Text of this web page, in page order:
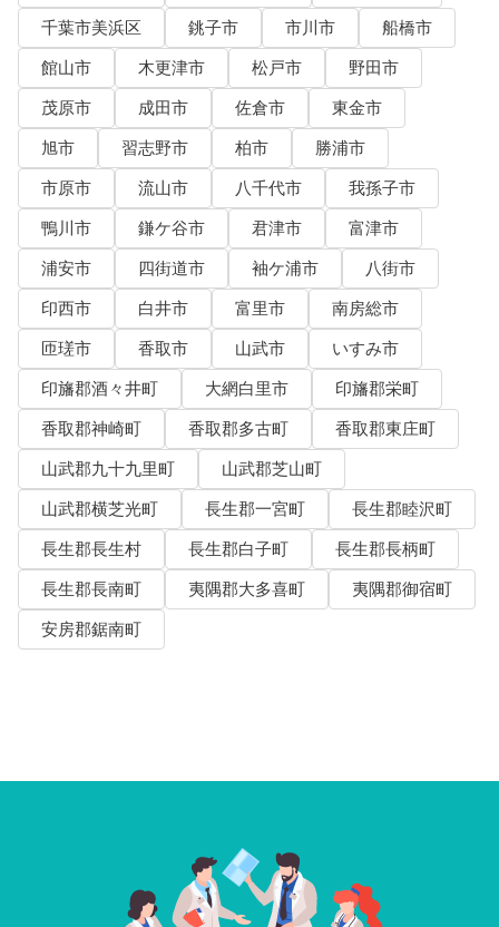
千葉市美浜区
銚子市 市川市
船橋市
館山市
木更津市 松戸市
野田市
茂原市
成田市 佐倉市
東金市
旭市
習志野市 柏市
勝浦市
市原市
流山市 八千代市
我孫子市
鴨川市
鎌ケ谷市 君津市
富津市
浦安市
四街道市 袖ケ浦市
八街市
印西市
白井市 富里市
南房総市
匝瑳市
香取市 山武市
いすみ市
印旛郡酒々井町
大網白里市
印旛郡栄町
香取郡神崎町
香取郡多古町
香取郡東庄町
山武郡九十九里町
山武郡芝山町
山武郡横芝光町
長生郡一宮町
長生郡睦沢町
長生郡長生村
長生郡白子町
長生郡長柄町
長生郡長南町
夷隅郡大多喜町
夷隅郡御宿町
安房郡鋸南町